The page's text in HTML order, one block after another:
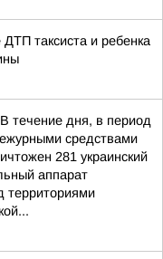
таксиста и ребенка
течение дня, в период
средствами
281 украинский
аппарат
территориями